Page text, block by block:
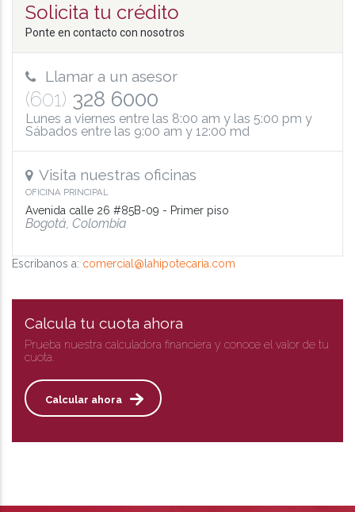
Solicita tu crédito
Ponte en contacto con nosotros
Llamar a un asesor
(601) 328 6000
Lunes a viernes entre las 8:00 am y las 5:00 pm y
Sábados entre las 9:00 am y 12:00 md
Visita nuestras oficinas
OFICINA PRINCIPAL
Avenida calle 26 #85B-09 - Primer piso
Bogotá, Colombia
Escribanos a: comercial@lahipotecaria.com
Calcula tu cuota ahora
Prueba nuestra calculadora financiera y conoce el valor de tu
cuota.
Calcular ahora